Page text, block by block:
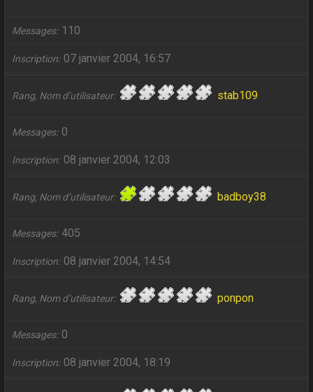
Messages 110
Inscription 07 janvier 2004, 16:57
Rang, Nom d’utilisateur stab109
Messages 0
Inscription 08 janvier 2004, 12:03
Rang, Nom d’utilisateur badboy38
Messages 405
Inscription 08 janvier 2004, 14:54
Rang, Nom d’utilisateur ponpon
Messages 0
Inscription 08 janvier 2004, 18:19